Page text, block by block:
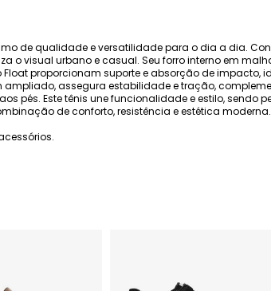
de qualidade e versatilidade para o dia a dia.
o visual urbano e casual. Seu forro interno em
proporcionam suporte e absorção de impacto,
ampliado, assegura estabilidade e tração,
pés. Este tênis une funcionalidade e estilo, sendo
de conforto, resistência e estética moderna.